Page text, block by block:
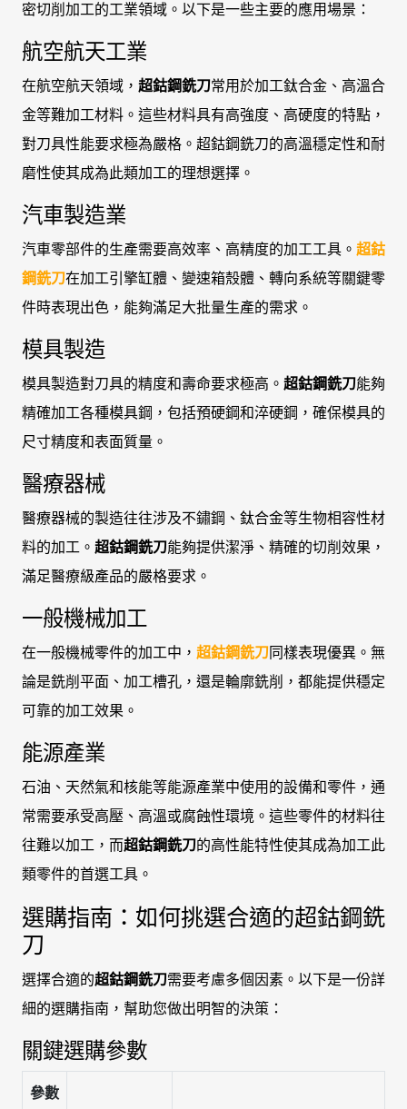
密切削加工的工業領域。以下是一些主要的應用場景：
航空航天工業
在航空航天領域， 超鈷鋼銑刀常用於加工鈦合金、高溫合
金等難加工材料。這些材料具有高強度、高硬度的特點，
對刀具性能要求極為嚴格。超鈷鋼銑刀的高溫穩定性和耐
磨性使其成為此類加工的理想選擇。
汽車製造業
汽車零部件的生產需要高效率、高精度的加工工具。 超鈷
鋼銑刀在加工引擎缸體、變速箱殼體、轉向系統等關鍵零
件時表現出色，能夠滿足大批量生產的需求。
模具製造
模具製造對刀具的精度和壽命要求極高。 超鈷鋼銑刀能夠
精確加工各種模具鋼，包括預硬鋼和淬硬鋼，確保模具的
尺寸精度和表面質量。
醫療器械
醫療器械的製造往往涉及不鏽鋼、鈦合金等生物相容性材
料的加工。 超鈷鋼銑刀能夠提供潔淨、精確的切削效果，
滿足醫療級產品的嚴格要求。
一般機械加工
在一般機械零件的加工中， 超鈷鋼銑刀同樣表現優異。無
論是銑削平面、加工槽孔，還是輪廓銑削，都能提供穩定
可靠的加工效果。
能源產業
石油、天然氣和核能等能源產業中使用的設備和零件，通
常需要承受高壓、高溫或腐蝕性環境。這些零件的材料往
往難以加工，而超鈷鋼銑刀的高性能特性使其成為加工此
類零件的首選工具。
選購指南：如何挑選合適的超鈷鋼銑
刀
選擇合適的超鈷鋼銑刀需要考慮多個因素。以下是一份詳
細的選購指南，幫助您做出明智的決策：
關鍵選購參數
參數